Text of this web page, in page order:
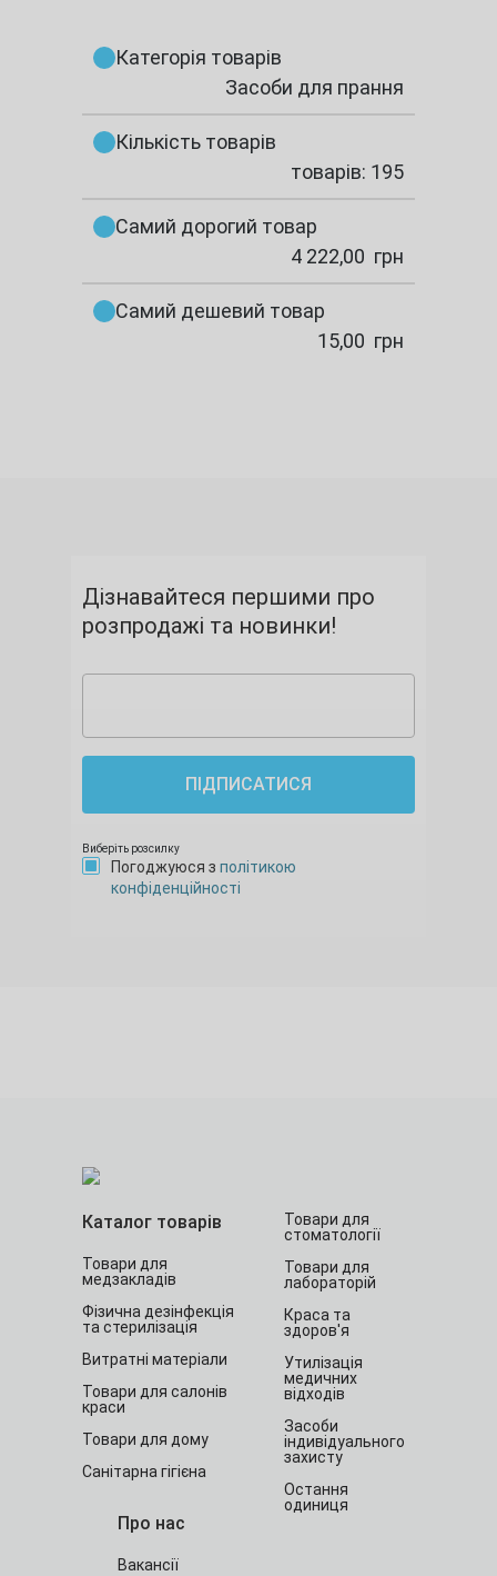
Категорія товарів
Засоби для прання
Кількість товарів
товарів: 195
Самий дорогий товар
4 222,00 грн
Самий дешевий товар
15,00 грн
Дізнавайтеся першими про
розпродажі та новинки!
ПІДПИСАТИСЯ
Виберіть розсилку
Погоджуюся з політикою
конфіденційності
Каталог товарів
Товари для
медзакладів
Фізична дезінфекція
та стерилізація
Витратні матеріали
Товари для салонів
краси
Товари для дому
Санітарна гігієна
Товари для
стоматології
Товари для
лабораторій
Краса та
здоров'я
Утилізація
медичних
відходів
Засоби
індивідуального
захисту
Остання
одиниця
Про нас
Вакансії